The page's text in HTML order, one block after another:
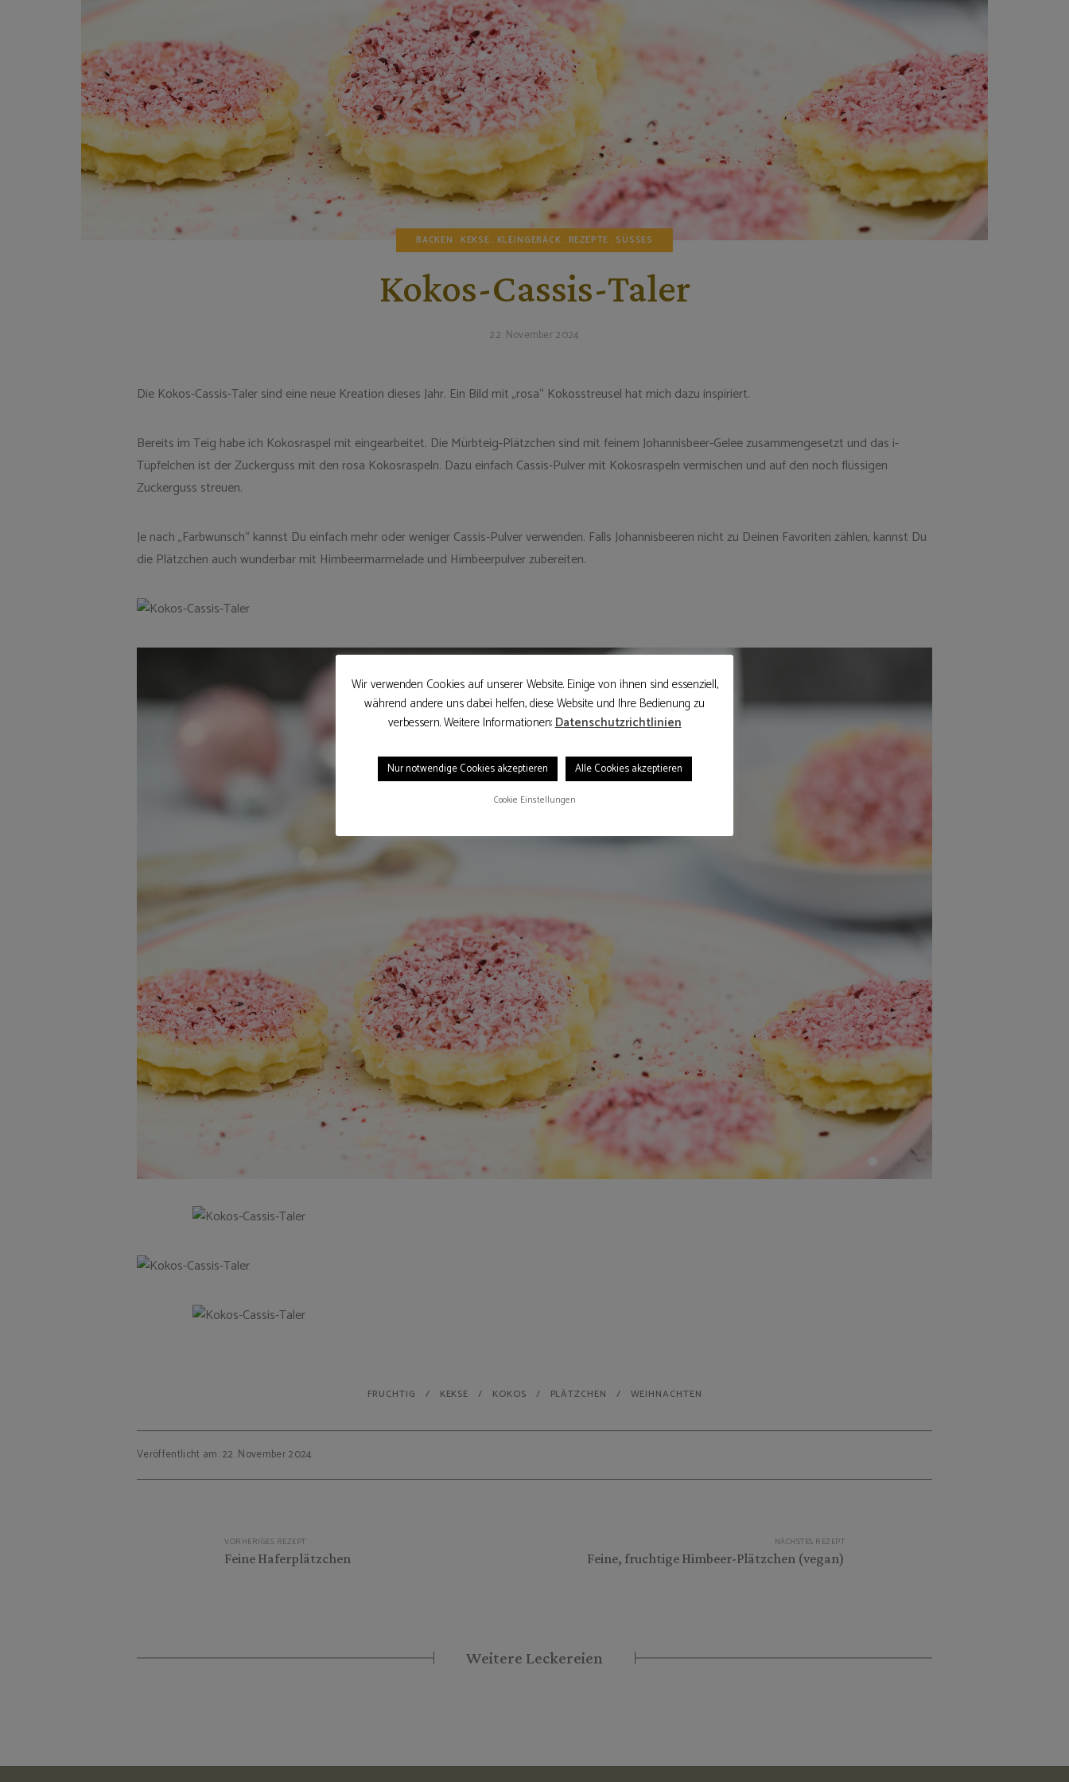
BACKEN KEKSE KLEINGEBÄCK REZEPTE SÜSSES
Kokos-Cassis-Taler
22. November 2024
Die Kokos-Cassis-Taler sind eine neue Kreation dieses Jahr. Ein Bild mit „rosa“ Kokosstreusel hat mich dazu inspiriert.
Bereits im Teig habe ich Kokosraspel mit eingearbeitet. Die Mürbteig-Plätzchen sind mit feinem Johannisbeer-Gelee zusammengesetzt und das i-
Tüpfelchen ist der Zuckerguss mit den rosa Kokosraspeln. Dazu einfach Cassis-Pulver mit Kokosraspeln vermischen und auf den noch flüssigen
Zuckerguss streuen.
Je nach „Farbwunsch“ kannst Du einfach mehr oder weniger Cassis-Pulver verwenden. Falls Johannisbeeren nicht zu Deinen Favoriten zählen, kannst Du
die Plätzchen auch wunderbar mit Himbeermarmelade und Himbeerpulver zubereiten.
FRUCHTIG KEKSE KOKOS PLÄTZCHEN WEIHNACHTEN
Veröffentlicht am: 22. November 2024
VORHERIGES REZEPT
Feine Haferplätzchen
NÄCHSTES REZEPT
Feine, fruchtige Himbeer-Plätzchen (vegan)
Weitere Leckereien
Wir verwenden Cookies auf unserer Website. Einige von ihnen sind essenziell,
während andere uns dabei helfen, diese Website und Ihre Bedienung zu
verbessern. Weitere Informationen:Datenschutzrichtlinien
Nur notwendige Cookies akzeptieren Alle Cookies akzeptieren
Cookie Einstellungen